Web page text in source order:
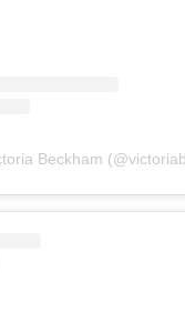
Beckham